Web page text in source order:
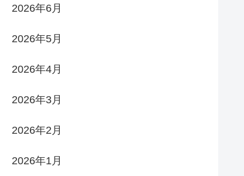
2026年6月
2026年5月
2026年4月
2026年3月
2026年2月
2026年1月